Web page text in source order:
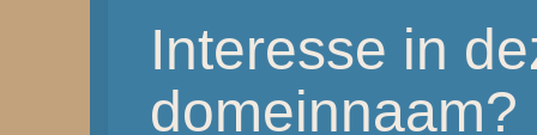
Interesse in
domeinnaam?